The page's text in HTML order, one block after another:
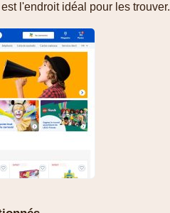
l'endroit idéal pour les trouver.